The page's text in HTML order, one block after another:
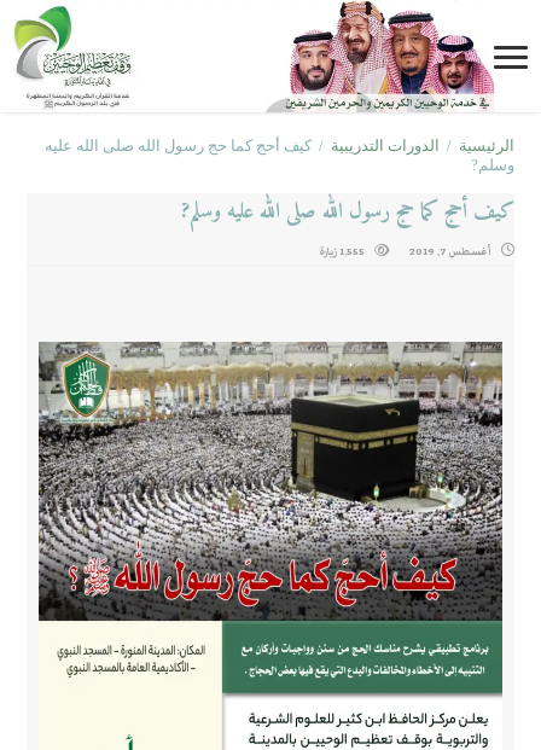
الرئيسية / الدورات التدريبية / كيف أحج كما حج رسول الله صلى الله عليه
وسلم?
كيف أحج كما حج رسول الله صلى الله عليه وسلم?
أغسطس 7, 2019 1,555 زيارة